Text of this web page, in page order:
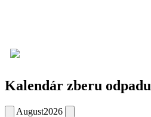
Kalendár zberu odpadu
August2026